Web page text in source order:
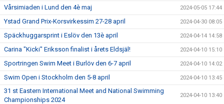
Vårsimiaden i Lund den 4è maj 2024-05-05 17:44
Ystad Grand Prix-Korsvirkessim 27-28 april 2024-04-30 08:05
Späckhuggarsprint i Eslöv den 13è april 2024-04-14 14:58
Carina "Kicki" Eriksson finalist i årets Eldsjäl! 2024-04-10 15:10
Sportringen Swim Meet i Burlöv den 6-7 april 2024-04-10 14:02
Swim Open i Stockholm den 5-8 april 2024-04-10 13:45
31 st Eastern International Meet and National Swimming
Championships 2024
2024-04-10 13:40